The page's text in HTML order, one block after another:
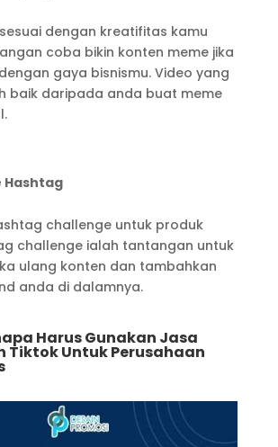
dengan kreatifitas kamu
coba bikin konten meme jika
gaya bisnismu. Video yang
baik daripada anda buat meme
Hashtag
challenge untuk produk
challenge ialah tantangan untuk
ulang konten dan tambahkan
anda di dalamnya.
Harus Gunakan Jasa
Tiktok Untuk Perusahaan